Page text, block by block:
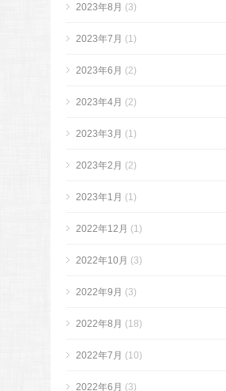
2023年8月 (3)
2023年7月 (1)
2023年6月 (2)
2023年4月 (2)
2023年3月 (1)
2023年2月 (2)
2023年1月 (1)
2022年12月 (1)
2022年10月 (3)
2022年9月 (3)
2022年8月 (18)
2022年7月 (10)
2022年6月 (3)